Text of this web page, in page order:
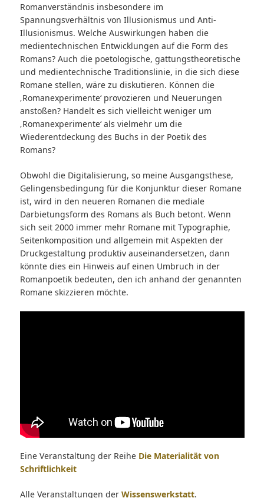
Romanverständnis insbesondere im
Spannungsverhältnis von Illusionismus und Anti-
Illusionismus. Welche Auswirkungen haben die
medientechnischen Entwicklungen auf die Form des
Romans? Auch die poetologische, gattungstheoretische
und medientechnische Traditionslinie, in die sich diese
Romane stellen, wäre zu diskutieren. Können die
‚Romanexperimente‘ provozieren und Neuerungen
anstoßen? Handelt es sich vielleicht weniger um
‚Romanexperimente‘ als vielmehr um die
Wiederentdeckung des Buchs in der Poetik des
Romans?
Obwohl die Digitalisierung, so meine Ausgangsthese,
Gelingensbedingung für die Konjunktur dieser Romane
ist, wird in den neueren Romanen die mediale
Darbietungsform des Romans als Buch betont. Wenn
sich seit 2000 immer mehr Romane mit Typographie,
Seitenkomposition und allgemein mit Aspekten der
Druckgestaltung produktiv auseinandersetzen, dann
könnte dies ein Hinweis auf einen Umbruch in der
Romanpoetik bedeuten, den ich anhand der genannten
Romane skizzieren möchte.
Eine Veranstaltung der Reihe Die Materialität von
Schriftlichkeit
Alle Veranstaltungen der Wissenswerkstatt.